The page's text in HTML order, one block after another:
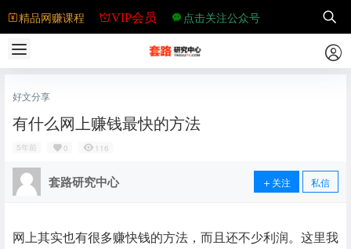
精品网赚课程 VIP会员 点击关注公众号
好文分享
有什么网上赚钱最快的方法
5年前 0 116
套路研究中心 关注 私信
网上其实也有很多赚快钱的方法，而且还不少利润。这里我